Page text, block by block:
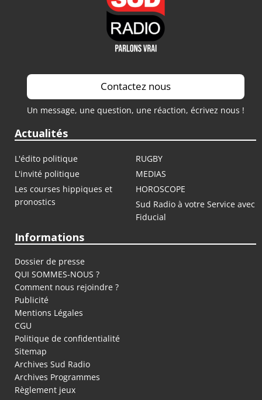
Contactez nous
Un message, une question, une réaction, écrivez nous !
Actualités
L'édito politique
RUGBY
L'invité politique
MEDIAS
Les courses hippiques et
pronostics
HOROSCOPE
Sud Radio à votre Service avec
Fiducial
Informations
Dossier de presse
QUI SOMMES-NOUS ?
Comment nous rejoindre ?
Publicité
Mentions Légales
CGU
Politique de confidentialité
Sitemap
Archives Sud Radio
Archives Programmes
Règlement jeux